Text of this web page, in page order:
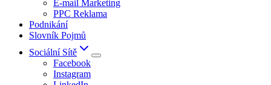
E-mail Marketing
PPC Reklama
Podnikání
Slovník Pojmů
Sociální Sítě
Facebook
Instagram